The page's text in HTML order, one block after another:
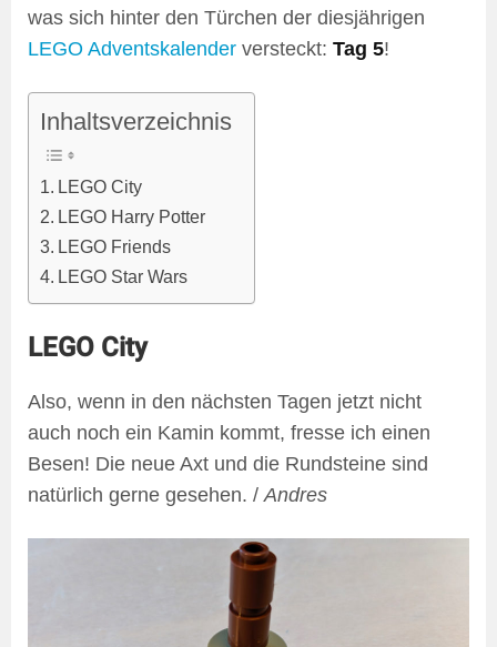
was sich hinter den Türchen der diesjährigen
LEGO Adventskalender versteckt: Tag 5!
Inhaltsverzeichnis
LEGO City
LEGO Harry Potter
LEGO Friends
LEGO Star Wars
LEGO City
Also, wenn in den nächsten Tagen jetzt nicht
auch noch ein Kamin kommt, fresse ich einen
Besen! Die neue Axt und die Rundsteine sind
natürlich gerne gesehen. / Andres